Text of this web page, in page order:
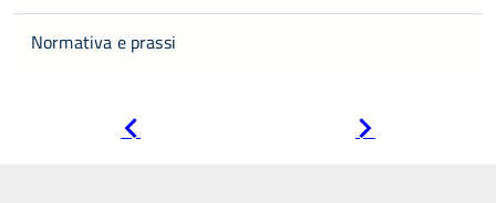
Normativa e prassi